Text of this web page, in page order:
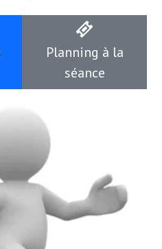
Planning à la
séance